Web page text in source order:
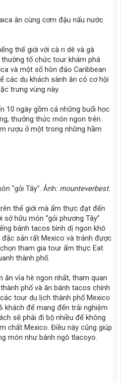
ăn cùng cơm đậu nấu nước
thế giới với cà ri dê và gà
tổ chức tour khám phá
và một số hòn đảo Caribbean
các du khách sành ăn có cơ hội
trưng vùng này.
10 ngày gồm cả những buổi học
thưởng thức món ngon trên
rượu ở một trong những hầm
"gỏi Tây". Ảnh: mounteverbest.
thế giới mà ẩm thực đạt đến
hữu món “gỏi phương Tây”
bánh tacos bình dị ngon khó
sản rất Mexico và tránh được
tham gia tour ẩm thực Eat
thành phố.
ăn vỉa hè ngon nhất, tham quan
phố và ăn bánh tacos chính
tour du lịch thành phố Mexico
khách để mang đến trải nghiệm
sẽ phải đi bộ nhiều để không
chất Mexico. Điều này cũng giúp
món như bánh ngô tlacoyo.